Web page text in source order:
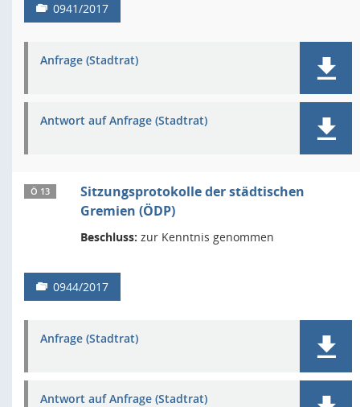
0941/2017
Anfrage (Stadtrat)
Antwort auf Anfrage (Stadtrat)
Ö 13
Sitzungsprotokolle der städtischen
Gremien (ÖDP)
Beschluss: zur Kenntnis genommen
0944/2017
Anfrage (Stadtrat)
Antwort auf Anfrage (Stadtrat)